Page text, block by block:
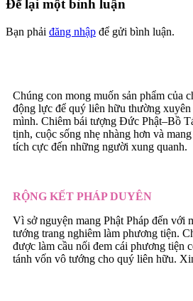
Để lại một bình luận
Bạn phải đăng nhập để gửi bình luận.
Chúng con mong muốn sản phẩm của
động lực để quý liên hữu thường
mình. Chiêm bái tượng Đức Phật–Bồ
tịnh, cuộc sống nhẹ nhàng hơn và
tích cực đến những người xung quanh.
RỘNG KẾT PHÁP DUYÊN
Vì sở nguyện mang Phật Pháp đến với
tướng trang nghiêm làm phương tiện.
được làm cầu nối đem cái phương tiện
tánh vốn vô tướng cho quý liên hữu.